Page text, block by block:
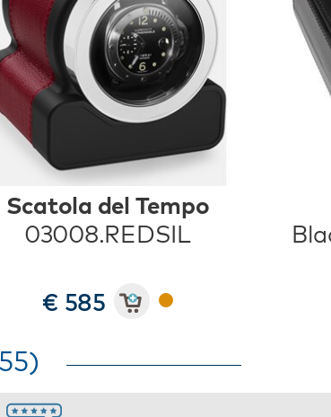
Scatola del Tempo
03008.REDSIL
€ 585